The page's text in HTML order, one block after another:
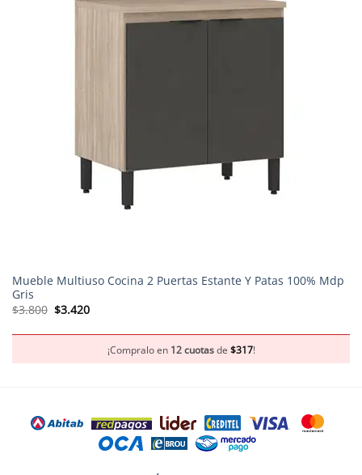
Mueble Multiuso Cocina 2 Puertas Estante Y Patas 100% Mdp
Gris
$3.800 El
precio
era:
$3.420El
precio
es:
$3.420.
¡Compralo en 12 cuotasde $317!